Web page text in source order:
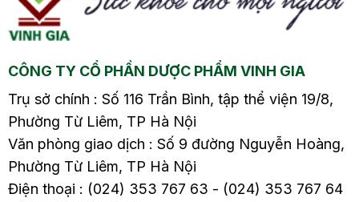
bụng, gây ảnh hưởng
đến cuộc sống hàng
người bệnh. Vậy đâu là
nguyên nhân gây ra
viêm đại tràng sôi
bụng? Cách xử lý như
thế nào? Hãy cùng tìm
hiểu chi tiết trong bài
viết sau.
CÔNG TY CỔ PHẦN DƯỢC PHẨM VINH GIA
Trụ sở chính : Số 116 Trần Bình, tập thể viện 19/8,
Phường Từ Liêm, TP Hà Nội
Văn phòng giao dịch : Số 9 đường Nguyễn Hoàng,
Phường Từ Liêm, TP Hà Nội
Điện thoại : (024) 353 767 63 - (024) 353 767 64